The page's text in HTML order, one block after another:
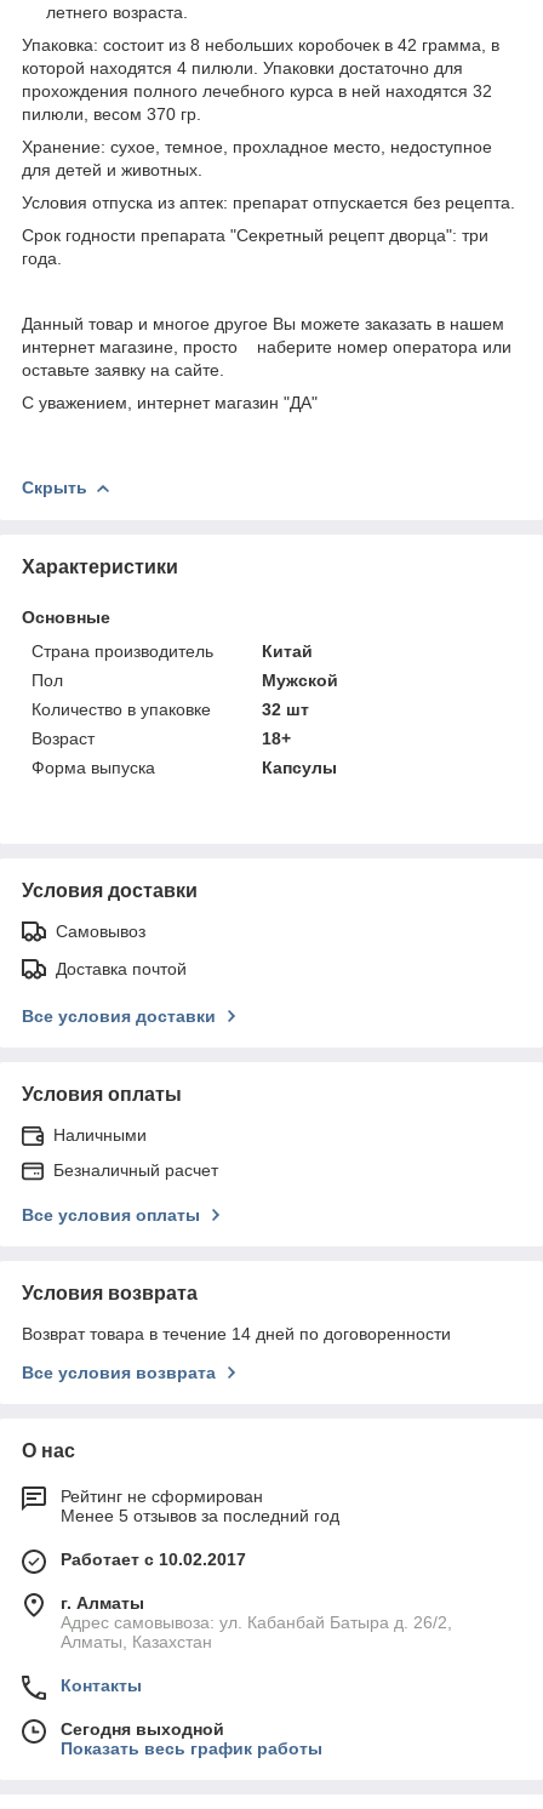
летнего возраста.
Упаковка: состоит из 8 небольших коробочек в 42 грамма, в
которой находятся 4 пилюли. Упаковки достаточно для
прохождения полного лечебного курса в ней находятся 32
пилюли, весом 370 гр.
Хранение: сухое, темное, прохладное место, недоступное
для детей и животных.
Условия отпуска из аптек: препарат отпускается без рецепта.
Срок годности препарата "Секретный рецепт дворца": три
года.
Данный товар и многое другое Вы можете заказать в нашем
интернет магазине, просто наберите номер оператора или
оставьте заявку на сайте.
С уважением, интернет магазин "ДА"
Скрыть
Характеристики
Основные
Страна производитель
Китай
Пол
Мужской
Количество в упаковке
32 шт
Возраст
18+
Форма выпуска
Капсулы
Условия доставки
Самовывоз
Доставка почтой
Все условия доставки
Условия оплаты
Наличными
Безналичный расчет
Все условия оплаты
Условия возврата
Возврат товара в течение 14 дней по договоренности
Все условия возврата
О нас
Рейтинг не сформирован
Менее 5 отзывов за последний год
Работает с 10.02.2017
г. Алматы
Адрес самовывоза: ул. Кабанбай Батыра д. 26/2,
Алматы, Казахстан
Контакты
Сегодня выходной
Показать весь график работы